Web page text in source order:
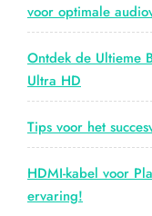
voor optimale
Ontdek de Ultieme
Ultra HD
Tips voor het
HDMI-kabel voor
ervaring!